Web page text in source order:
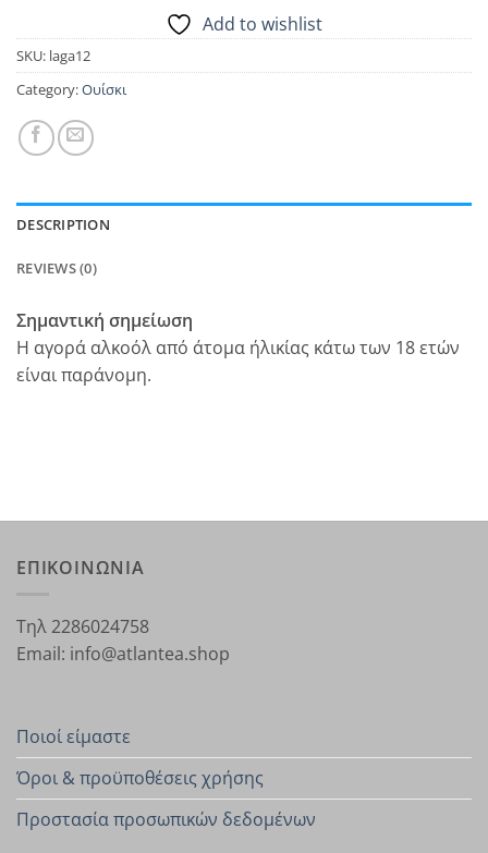
Add to wishlist
SKU: laga12
Category:Ουίσκι
DESCRIPTION
REVIEWS (0)
Σημαντική σημείωση
Η αγορά αλκοόλ από άτομα ήλικίας κάτω των 18 ετών
είναι παράνομη.
ΕΠΙΚΟΙΝΩΝΙΑ
Τηλ 2286024758
Email: info@atlantea.shop
Ποιοί είμαστε
Όροι & προϋποθέσεις χρήσης
Προστασία προσωπικών δεδομένων